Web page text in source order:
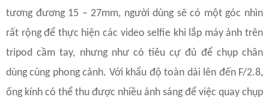
tương đương 15 – 27mm, người dùng sẽ có một góc nhìn
rất rộng để thực hiện các video selfie khi lắp máy ảnh trên
tripod cầm tay, nhưng như có tiêu cự đủ để chụp chân
dùng cùng phong cảnh. Với khẩu độ toàn dải lên đến F/2.8,
ống kính có thể thu được nhiều ánh sáng để việc quay chụp